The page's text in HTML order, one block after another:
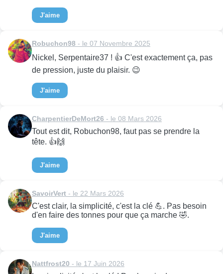
J'aime
Robuchon98 - le 07 Novembre 2025
Nickel, Serpentaire37 ! 👍 C'est exactement ça, pas
de pression, juste du plaisir. 😉
J'aime
CharpentierDeMort26 - le 08 Mars 2026
Tout est dit, Robuchon98, faut pas se prendre la
tête. 👍🙌
J'aime
SavoirVert - le 22 Mars 2026
C'est clair, la simplicité, c'est la clé 💪. Pas besoin
d'en faire des tonnes pour que ça marche 🤣.
J'aime
Nattfrost20 - le 17 Juin 2026